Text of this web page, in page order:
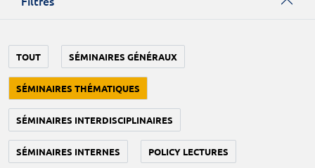
TOUT SÉMINAIRES GÉNÉRAUX
SÉMINAIRES THÉMATIQUES
SÉMINAIRES INTERDISCIPLINAIRES
SÉMINAIRES INTERNES POLICY LECTURES